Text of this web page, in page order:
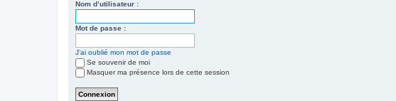
Nom d’utilisateur :
Mot de passe :
J’ai oublié mon mot de passe
Se souvenir de moi
Masquer ma présence lors de cette session